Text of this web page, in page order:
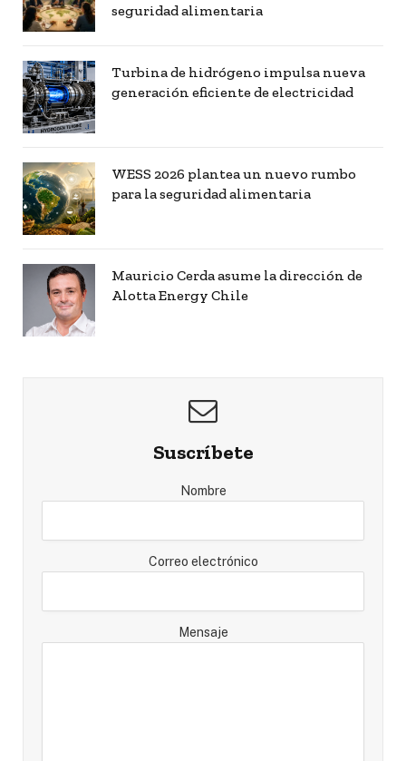
seguridad alimentaria
Turbina de hidrógeno impulsa nueva
generación eficiente de electricidad
WESS 2026 plantea un nuevo rumbo
para la seguridad alimentaria
Mauricio Cerda asume la dirección de
Alotta Energy Chile
Suscríbete
Nombre
Correo electrónico
Mensaje